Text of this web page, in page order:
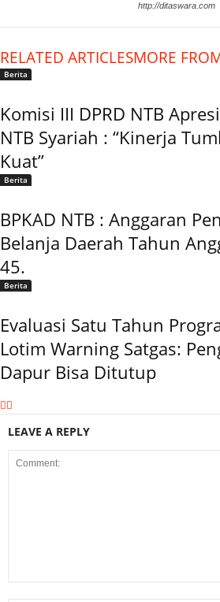
http://ditaswara.com
RELATED ARTICLESMORE
Berita
Komisi III DPRD NTB
NTB Syariah : “Kinerja
Kuat”
Berita
BPKAD NTB : Anggaran
Belanja Daerah Tahun
45.
Berita
Evaluasi Satu Tahun
Lotim Warning Satgas:
Dapur Bisa Ditutup
LEAVE A REPLY